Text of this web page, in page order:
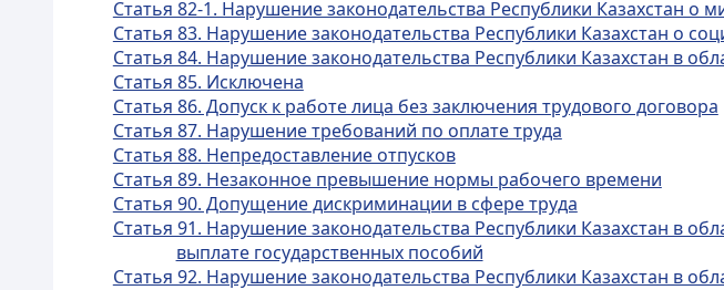
Статья 82-1. Нарушение законодательства Республики Казахстан о
Статья 83. Нарушение законодательства Республики Казахстан о
Статья 84. Нарушение законодательства Республики Казахстан в
Статья 85. Исключена
Статья 86. Допуск к работе лица без заключения трудового договора
Статья 87. Нарушение требований по оплате труда
Статья 88. Непредоставление отпусков
Статья 89. Незаконное превышение нормы рабочего времени
Статья 90. Допущение дискриминации в сфере труда
Статья 91. Нарушение законодательства Республики Казахстан в
выплате государственных пособий
Статья 92. Нарушение законодательства Республики Казахстан в